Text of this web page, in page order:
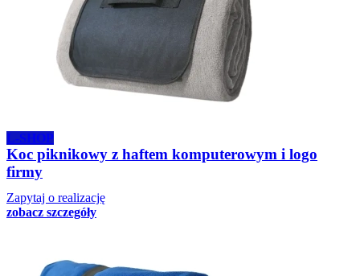
L-SHOP
Koc piknikowy z haftem komputerowym i logo
firmy
Zapytaj o realizację
zobacz szczegóły